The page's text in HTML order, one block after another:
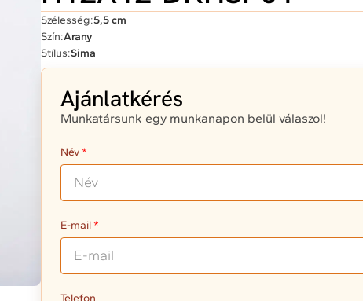
Szélesség:5,5 cm
Szín:Arany
Stílus:Sima
Ajánlatkérés
Munkatársunk egy munkanapon belül válaszol!
Név
E-mail
Telefon